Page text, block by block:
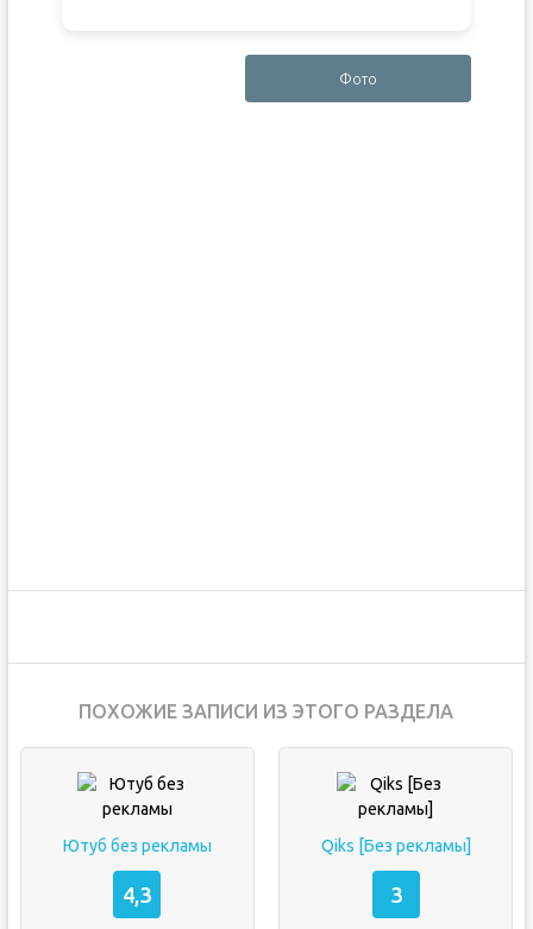
Фото
ПОХОЖИЕ ЗАПИСИ ИЗ ЭТОГО РАЗДЕЛА
Ютуб без рекламы
4,3
Qiks [Без рекламы]
3